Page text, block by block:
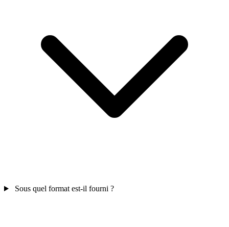
Sous quel format est-il fourni ?